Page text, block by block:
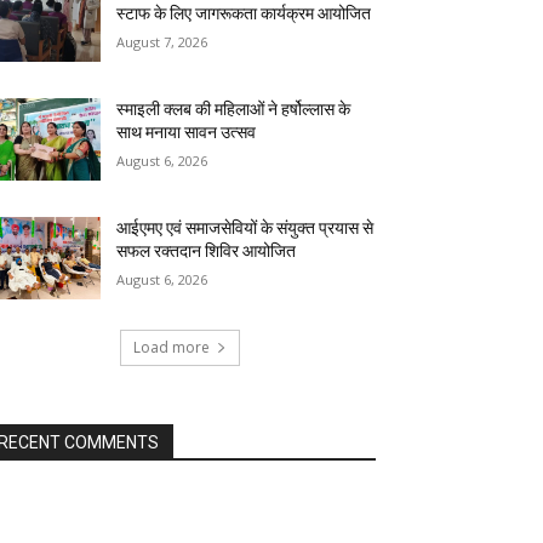
स्टाफ के लिए जागरूकता कार्यक्रम आयोजित
August 7, 2026
स्माइली क्लब की महिलाओं ने हर्षोल्लास के
साथ मनाया सावन उत्सव
August 6, 2026
आईएमए एवं समाजसेवियों के संयुक्त प्रयास से
सफल रक्तदान शिविर आयोजित
August 6, 2026
Load more
COMMENTS